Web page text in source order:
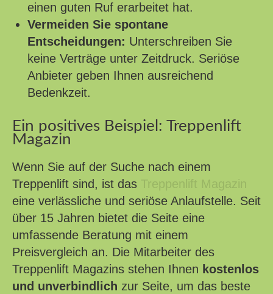
einen guten Ruf erarbeitet hat.
Vermeiden Sie spontane
Entscheidungen: Unterschreiben Sie
keine Verträge unter Zeitdruck. Seriöse
Anbieter geben Ihnen ausreichend
Bedenkzeit.
Ein positives Beispiel: Treppenlift
Magazin
Wenn Sie auf der Suche nach einem
Treppenlift sind, ist das Treppenlift Magazin
eine verlässliche und seriöse Anlaufstelle. Seit
über 15 Jahren bietet die Seite eine
umfassende Beratung mit einem
Preisvergleich an. Die Mitarbeiter des
Treppenlift Magazins stehen Ihnen kostenlos
und unverbindlich zur Seite, um das beste